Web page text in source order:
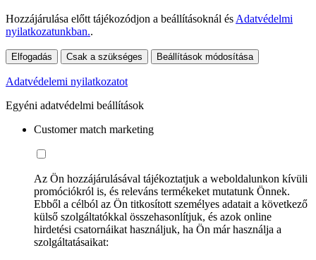
Hozzájárulása előtt tájékozódjon a beállításoknál és Adatvédelmi
nyilatkozatunkban..
Elfogadás Csak a szükséges Beállítások módosítása
Adatvédelemi nyilatkozatot
Egyéni adatvédelmi beállítások
Customer match marketing
Az Ön hozzájárulásával tájékoztatjuk a weboldalunkon kívüli
promóciókról is, és releváns termékeket mutatunk Önnek.
Ebből a célból az Ön titkosított személyes adatait a következő
külső szolgáltatókkal összehasonlítjuk, és azok online
hirdetési csatornáikat használjuk, ha Ön már használja a
szolgáltatásaikat: